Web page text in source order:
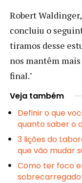
Robert
concluiu o
tiramos desse
nos mantêm
final."
Veja também
Definir o que
quanto saber o
3 lições do
que vão mudar
Como ter foco